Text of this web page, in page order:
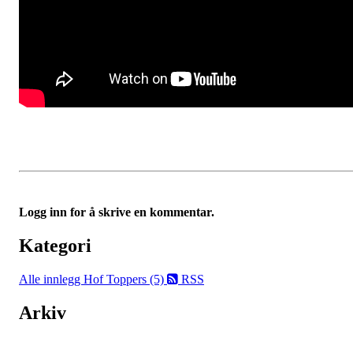
Logg inn for å skrive en kommentar.
Kategori
Alle innlegg Hof Toppers (5) RSS
Arkiv